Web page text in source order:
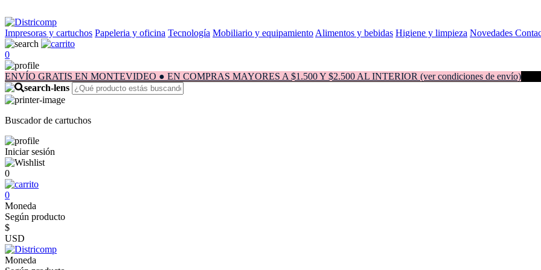
Impresoras y cartuchos Papeleria y oficina Tecnología Mobiliario y equipamiento Alimentos y bebidas Higiene y limpieza Novedades
0
ENVÍO GRATIS EN MONTEVIDEO ● EN COMPRAS MAYORES A $1.500 Y $2.500 AL INTERIOR (ver condiciones de envío)
Buscador de cartuchos
Iniciar sesión
0
0
Moneda
Según producto
$
USD
Moneda